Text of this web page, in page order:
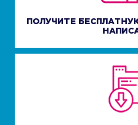
ПОЛУЧИТЕ